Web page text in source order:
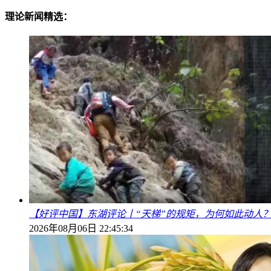
理论新闻精选：
【好评中国】东湖评论丨“天梯”的规矩，为何如此动人
2026年08月06日 22:45:34